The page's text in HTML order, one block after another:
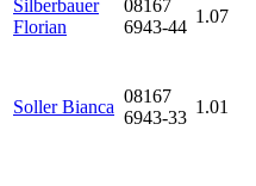
Silberbauer
Florian
08167
6943-44
1.07
Soller Bianca
08167
6943-33
1.01